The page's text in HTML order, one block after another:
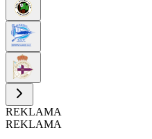
REKLAMA
REKLAMA